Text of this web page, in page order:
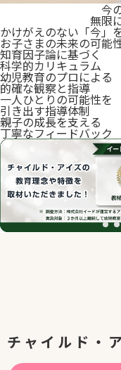
今
無限
かけがえのない 「今」
お子さまの未来の可能
知育因子論に基づく
科学的カリキュラム
幼児教育のプロによる
的確な観察と指導
一人ひとりの可能性を
引き出す指導体制
親子の成長を支える
丁寧なフィードバック
チャイルド・